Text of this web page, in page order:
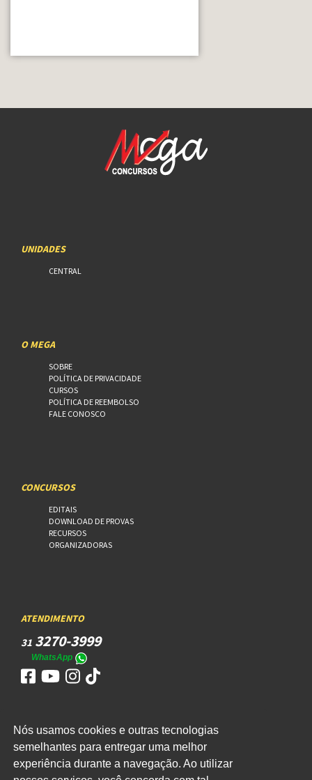
Nós usamos cookies e outras tecnologias
semelhantes para entregar uma melhor
experiência durante a navegação. Ao utilizar
UNIDADES
CENTRAL
O MEGA
SOBRE
POLÍTICA DE PRIVACIDADE
CURSOS
POLÍTICA DE REEMBOLSO
FALE CONOSCO
CONCURSOS
EDITAIS
DOWNLOAD DE PROVAS
RECURSOS
ORGANIZADORAS
ATENDIMENTO
31 3270-3999
WhatsApp
ACESSO
WEBMAIL